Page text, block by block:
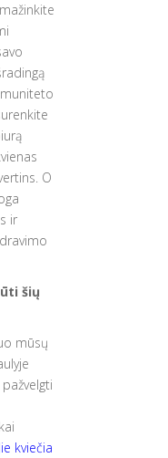
O
ir
šių
mūsų
Jie kviečia